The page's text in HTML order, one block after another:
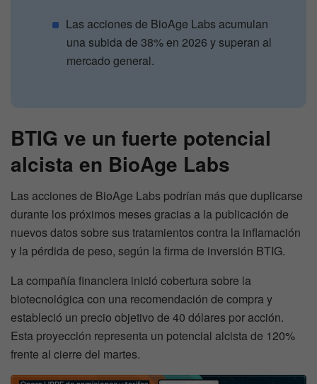
Las acciones de BioAge Labs acumulan
una subida de 38% en 2026 y superan al
mercado general.
BTIG ve un fuerte potencial
alcista en BioAge Labs
Las acciones de BioAge Labs podrían más que duplicarse
durante los próximos meses gracias a la publicación de
nuevos datos sobre sus tratamientos contra la inflamación
y la pérdida de peso, según la firma de inversión BTIG.
La compañía financiera inició cobertura sobre la
biotecnológica con una recomendación de compra y
estableció un precio objetivo de 40 dólares por acción.
Esta proyección representa un potencial alcista de 120%
frente al cierre del martes.